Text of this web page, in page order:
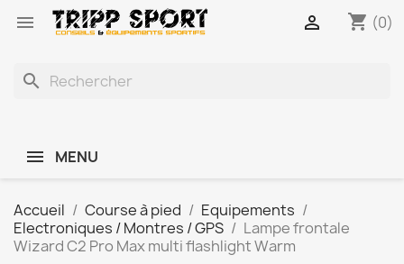
 shopping_cart (0)

search
MENU
Accueil Course à pied
Equipements
Electroniques / Montres / GPS
Lampe frontale
Wizard C2 Pro Max multi flashlight Warm